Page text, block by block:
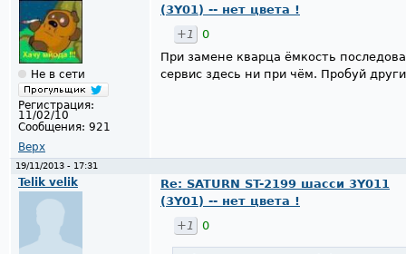
Не в сети
Регистрация:
11/02/10
Сообщения: 921
Верх
(3Y01) -- нет цвета !
+1
0
При замене кварца ёмкость
сервис здесь ни при чём. Пробуй
19/11/2013 - 17:31
Telik velik
Re: SATURN ST-2199 шасси 3Y011
(3Y01) -- нет цвета !
+1
0